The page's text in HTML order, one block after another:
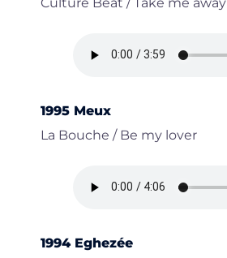
1995 Meux
La Bouche / Be my lover
1994 Eghezée